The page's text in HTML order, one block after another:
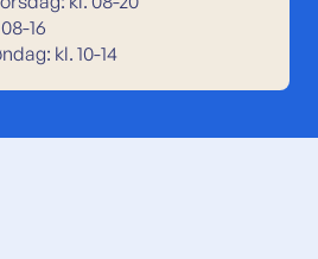
16
kl. 10-14